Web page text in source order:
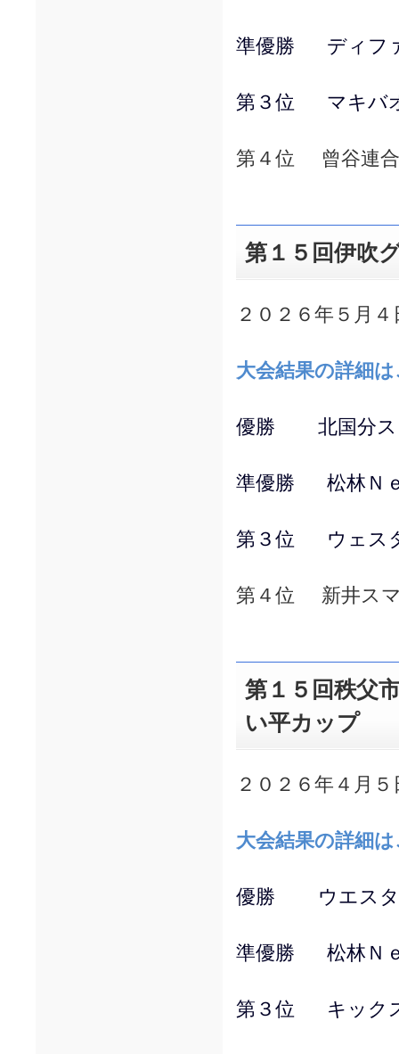
準優勝 ディフ
第３位 マキバ
第４位 曾谷連合
第１５回伊吹
２０２６年５月
大会結果の詳細
優勝 北国分ス
準優勝 松林Ｎｅ
第３位 ウェス
第４位 新井スマ
第１５回秩父
い平カップ
２０２６年４月
大会結果の詳細
優勝 ウエスタ
準優勝 松林Ｎｅ
第３位 キック